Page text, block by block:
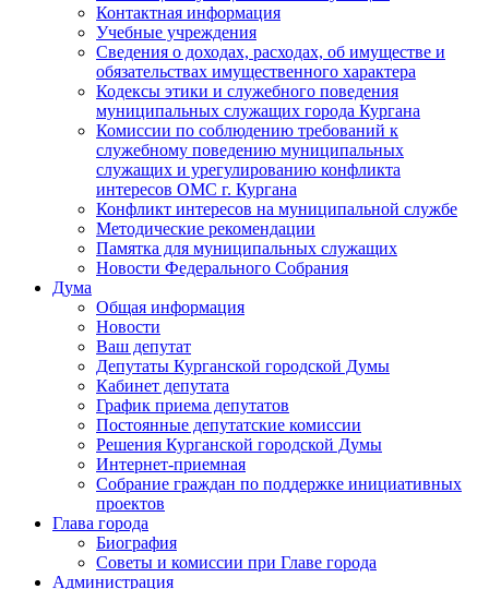
Контактная информация
Учебные учреждения
Сведения о доходах, расходах, об имуществе и
обязательствах имущественного характера
Кодексы этики и служебного поведения
муниципальных служащих города Кургана
Комиссии по соблюдению требований к
служебному поведению муниципальных
служащих и урегулированию конфликта
интересов ОМС г. Кургана
Конфликт интересов на муниципальной службе
Методические рекомендации
Памятка для муниципальных служащих
Новости Федерального Cобрания
Дума
Общая информация
Новости
Ваш депутат
Депутаты Курганской городской Думы
Кабинет депутата
График приема депутатов
Постоянные депутатские комиссии
Решения Курганской городской Думы
Интернет-приемная
Собрание граждан по поддержке инициативных
проектов
Глава города
Биография
Советы и комиссии при Главе города
Администрация